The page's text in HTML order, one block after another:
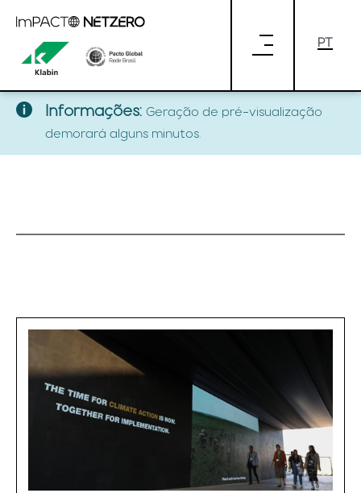
klabin-loading
klabin-loading (Versão 1.0)
Informações: Geração de pré-visualização
demorará alguns minutos.